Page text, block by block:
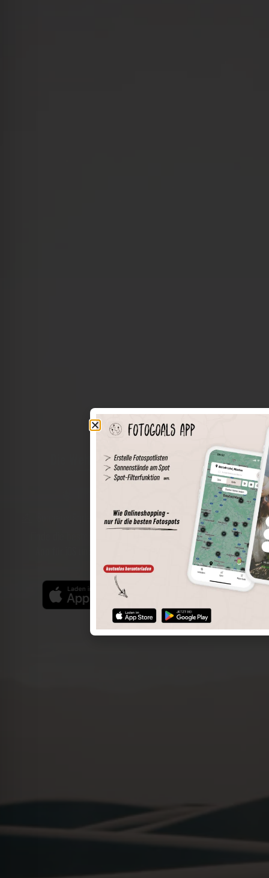
Die Welt der Orte in deiner Tasche
Spots speichern
Sonnenstände am Spot
Spotdetails
Filterfunktion
Finde die besten Fotospots noch einfacher mit unserer
App für iOS und Android und genieße einen größeren
Funktionsumfang